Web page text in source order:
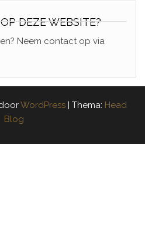
DEZE WEBSITE?
Neem contact op via
WordPress | Thema: Head
Blog